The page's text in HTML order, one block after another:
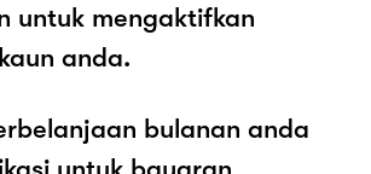
untuk mengaktifkan
anda.
bulanan anda